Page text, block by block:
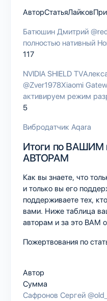
Батюшин Дмитрий
полностью нативный
117
NVIDIA SHIELD TV
@Zver1978Xiaomi
активируем режим
5
Вибродатчик Aqara
Итоги по ВАШИМ
АВТОРАМ
Как вы знаете, что
и только вы его
поддерживаете тех,
вами. Ниже таблица
авторам и за это ВАМ
Пожертвования по
Автор
Сумма
Сафронов Сергей